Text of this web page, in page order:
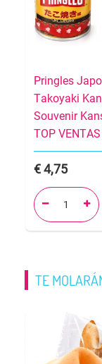
Pringles
Takoyaki
Souvenir
TOP
4,75
 
TE